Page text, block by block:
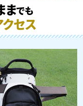
までも
セス